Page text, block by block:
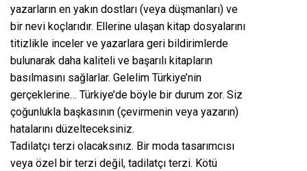
yazarların en yakın dostları (veya düşmanları) ve
bir nevi koçlarıdır. Ellerine ulaşan kitap dosyalarını
titizlikle inceler ve yazarlara geri bildirimlerde
bulunarak daha kaliteli ve başarılı kitapların
basılmasını sağlarlar. Gelelim Türkiye’nin
gerçeklerine… Türkiye’de böyle bir durum zor. Siz
çoğunlukla başkasının (çevirmenin veya yazarın)
hatalarını düzelteceksiniz.
Tadilatçı terzi olacaksınız. Bir moda tasarımcısı
veya özel bir terzi değil, tadilatçı terzi. Kötü